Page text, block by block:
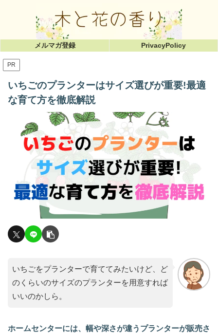
メルマガ登録 PrivacyPolicy
PR
いちごのプランターはサイズ選びが重要!最適
な育て方を徹底解説
いちごをプランターで育ててみたいけど、ど
のくらいのサイズのプランターを用意すれば
いいのかしら。
ホームセンターには、幅や深さが違うプランターが販売さ